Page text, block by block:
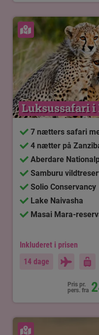
Se kort
Luksussafari i
7 nætters safari
4 nætter på
Aberdare
Samburu
Solio Conservancy
Lake Naivasha
Masai Mara-
Inkluderet i prisen
14 dage
Pris pr.
pers. fra